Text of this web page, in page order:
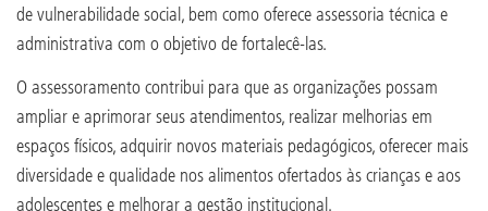
de vulnerabilidade social, bem como oferece assessoria técnica e
administrativa com o objetivo de fortalecê-las.
O assessoramento contribui para que as organizações possam
ampliar e aprimorar seus atendimentos, realizar melhorias em
espaços físicos, adquirir novos materiais pedagógicos, oferecer mais
diversidade e qualidade nos alimentos ofertados às crianças e aos
adolescentes e melhorar a gestão institucional.